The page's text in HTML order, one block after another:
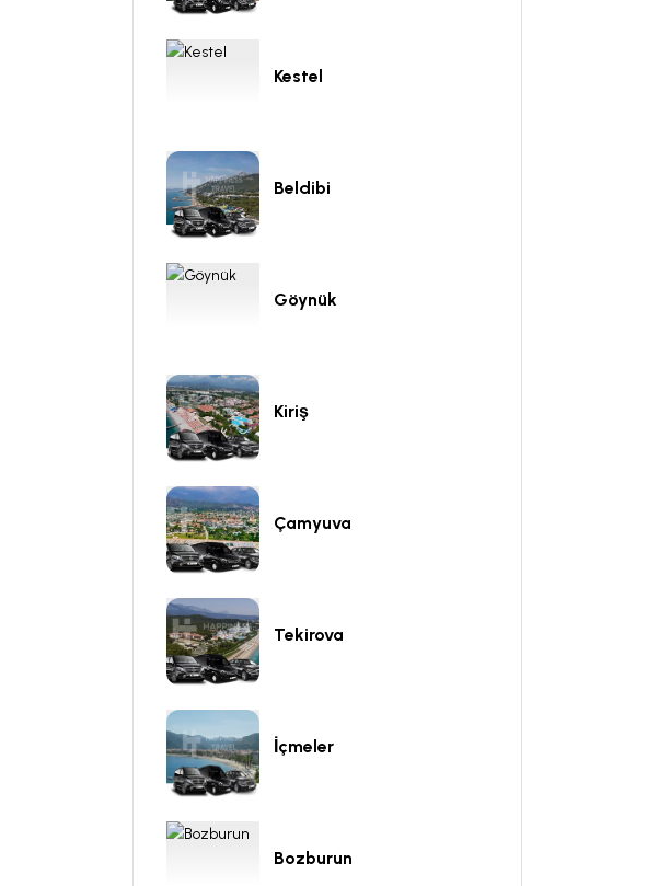
Kestel
Beldibi
Göynük
Kiriş
Çamyuva
Tekirova
İçmeler
Bozburun